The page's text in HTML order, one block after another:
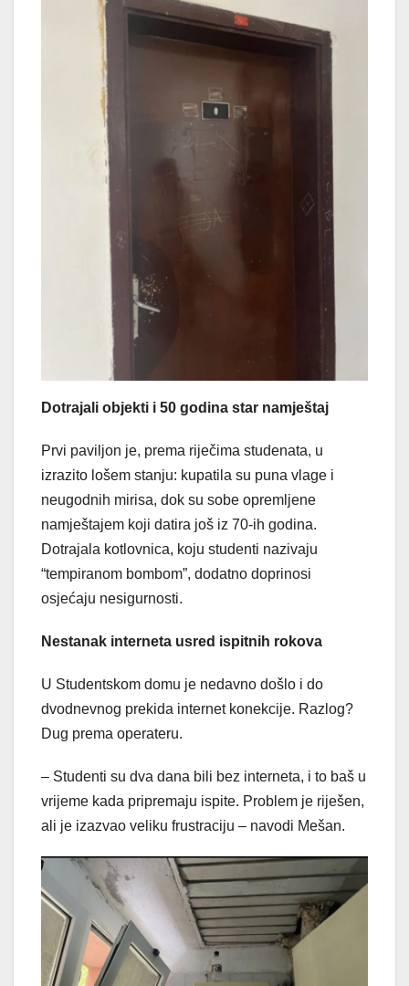
Dotrajali objekti i 50 godina star namještaj
Prvi paviljon je, prema riječima studenata, u
izrazito lošem stanju: kupatila su puna vlage i
neugodnih mirisa, dok su sobe opremljene
namještajem koji datira još iz 70-ih godina.
Dotrajala kotlovnica, koju studenti nazivaju
“tempiranom bombom”, dodatno doprinosi
osjećaju nesigurnosti.
Nestanak interneta usred ispitnih rokova
U Studentskom domu je nedavno došlo i do
dvodnevnog prekida internet konekcije. Razlog?
Dug prema operateru.
– Studenti su dva dana bili bez interneta, i to baš u
vrijeme kada pripremaju ispite. Problem je riješen,
ali je izazvao veliku frustraciju – navodi Mešan.